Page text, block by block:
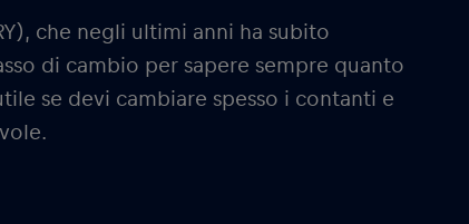
che negli ultimi anni ha subito
di cambio per sapere sempre quanto
se devi cambiare spesso i contanti e